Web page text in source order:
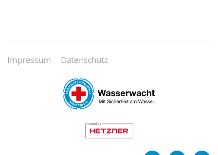
Impressum Datenschutz